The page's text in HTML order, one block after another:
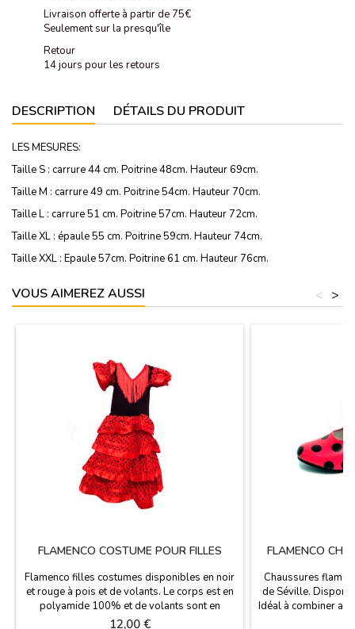
Livraison offerte à partir de 75€
Seulement sur la presqu'île
Retour
14 jours pour les retours
DESCRIPTION DÉTAILS DU PRODUIT
LES MESURES:
Taille S : carrure 44 cm. Poitrine 48cm. Hauteur 69cm.
Taille M : carrure 49 cm. Poitrine 54cm. Hauteur 70cm.
Taille L : carrure 51 cm. Poitrine 57cm. Hauteur 72cm.
Taille XL : épaule 55 cm. Poitrine 59cm. Hauteur 74cm.
Taille XXL : Epaule 57cm. Poitrine 61 cm. Hauteur 76cm.
VOUS AIMEREZ AUSSI >
<
FLAMENCO COSTUME POUR FILLES
Flamenco filles costumes disponibles en noir
et rouge à pois et de volants. Le corps est en
polyamide 100% et de volants sont en
polyester 100%. Nous recommandons de
Prix
12,00 €
FLAMENCO
Chaussures
de Séville.
Idéal à combiner